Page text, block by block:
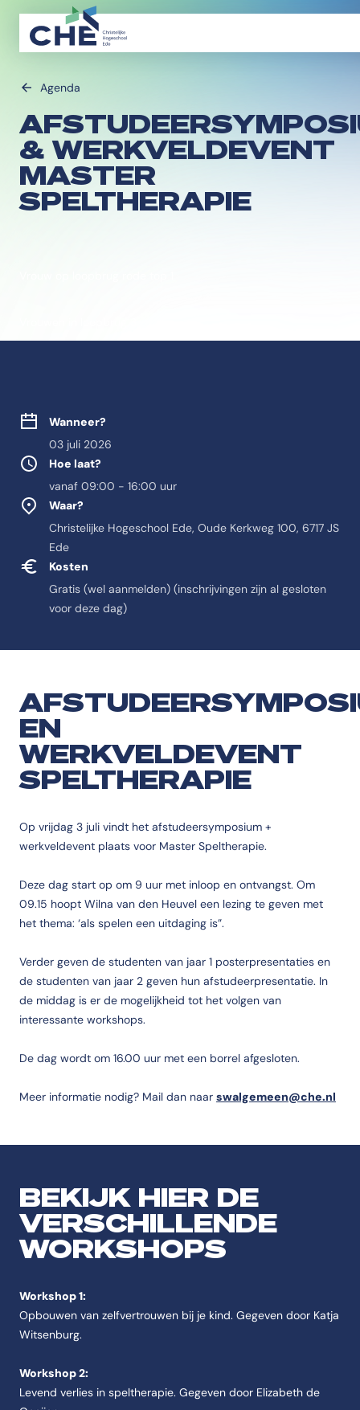
Agenda
& WERKVELDEVENT
MASTER
SPELTHERAPIE
Wanneer?
03 juli 2026
Hoe laat?
vanaf 09:00 - 16:00 uur
Waar?
Christelijke Hogeschool Ede, Oude Kerkweg 100, 6717 JS
Ede
Kosten
Gratis (wel aanmelden) (inschrijvingen zijn al gesloten
voor deze dag)
EN
WERKVELDEVENT
SPELTHERAPIE
Op vrijdag 3 juli vindt het afstudeersymposium +
werkveldevent plaats voor Master Speltherapie.
Deze dag start op om 9 uur met inloop en ontvangst. Om
09.15 hoopt Wilna van den Heuvel een lezing te geven met
het thema: ‘als spelen een uitdaging is”.
Verder geven de studenten van jaar 1 posterpresentaties en
de studenten van jaar 2 geven hun afstudeerpresentatie. In
de middag is er de mogelijkheid tot het volgen van
interessante workshops.
De dag wordt om 16.00 uur met een borrel afgesloten.
Meer informatie nodig? Mail dan naar swalgemeen@che.nl
BEKIJK HIER DE
VERSCHILLENDE
WORKSHOPS
Workshop 1:
Opbouwen van zelfvertrouwen bij je kind. Gegeven door Katja
Witsenburg.
Workshop 2:
Levend verlies in speltherapie. Gegeven door Elizabeth de